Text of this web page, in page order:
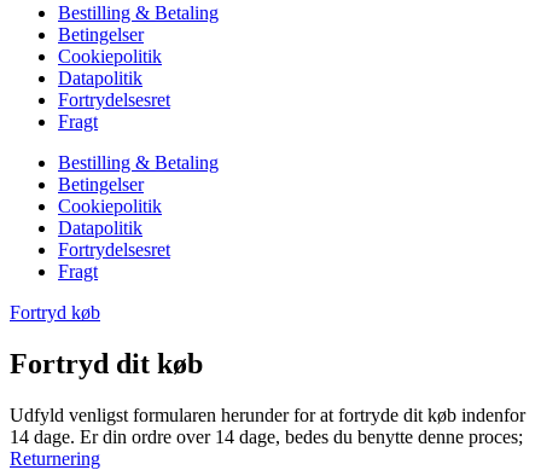
Bestilling & Betaling
Betingelser
Cookiepolitik
Datapolitik
Fortrydelsesret
Fragt
Bestilling & Betaling
Betingelser
Cookiepolitik
Datapolitik
Fortrydelsesret
Fragt
Fortryd køb
Fortryd dit køb
Udfyld venligst formularen herunder for at fortryde dit køb indenfor
14 dage. Er din ordre over 14 dage, bedes du benytte denne proces;
Returnering